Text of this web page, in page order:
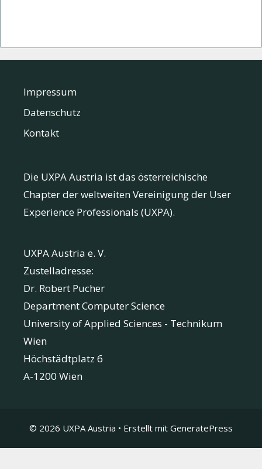
Impressum
Datenschutz
Kontakt
Die UXPA Austria ist das österreichische
Chapter der weltweiten Vereinigung der User
Experience Professionals (UXPA).
UXPA Austria e. V.
Zustelladresse:
Dr. Robert Pucher
Department Computer Science
University of Applied Sciences - Technikum
Wien
Höchstädtplatz 6
A-1200 Wien
© 2026 UXPA Austria • Erstellt mit GeneratePress